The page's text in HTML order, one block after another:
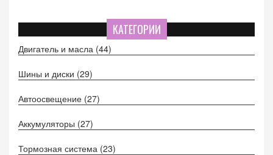
КАТЕГОРИИ
Двигатель и масла (44)
Шины и диски (29)
Автоосвещение (27)
Аккумуляторы (27)
Тормозная система (23)